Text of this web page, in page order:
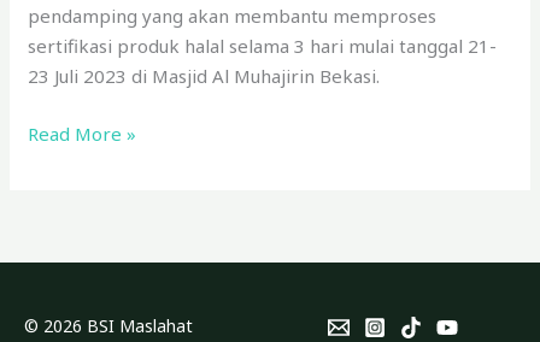
pendamping yang akan membantu memproses
sertifikasi produk halal selama 3 hari mulai tanggal 21-
23 Juli 2023 di Masjid Al Muhajirin Bekasi.
Read More »
© 2026 BSI Maslahat